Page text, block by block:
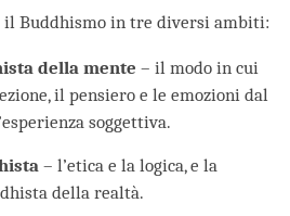
Buddhismo in tre diversi ambiti:
della mente – il modo in cui
il pensiero e le emozioni dal
soggettiva.
– l’etica e la logica, e la
della realtà.